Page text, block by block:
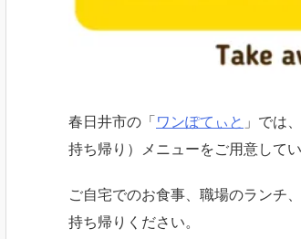
春日井市の「ワンぽてぃと 」では、
持ち帰り）メニューをご用意してい
ご自宅でのお食事、職場のランチ
持ち帰りください。